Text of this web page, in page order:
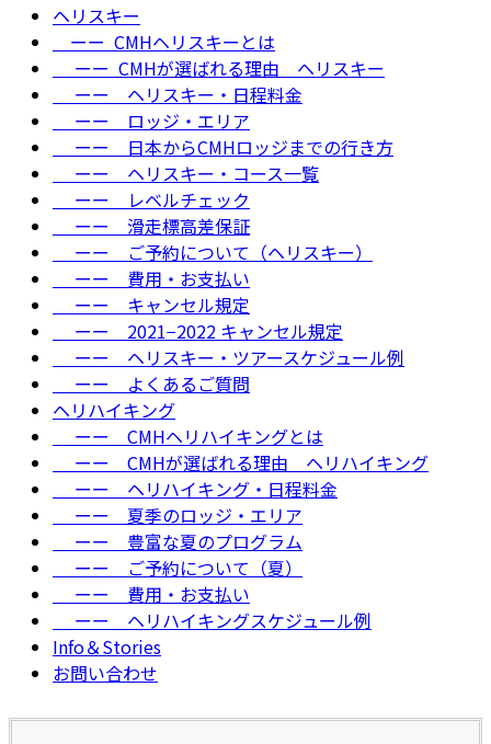
ヘリスキー
ーー CMHヘリスキーとは
ーー CMHが選ばれる理由＿ヘリスキー
ーー ヘリスキー・日程料金
ーー ロッジ・エリア
ーー 日本からCMHロッジまでの行き方
ーー ヘリスキー・コース一覧
ーー レベルチェック
ーー 滑走標高差保証
ーー ご予約について（ヘリスキー）
ーー 費用・お支払い
ーー キャンセル規定
ーー 2021−2022 キャンセル規定
ーー ヘリスキー・ツアースケジュール例
ーー よくあるご質問
ヘリハイキング
ーー CMHヘリハイキングとは
ーー CMHが選ばれる理由＿ヘリハイキング
ーー ヘリハイキング・日程料金
ーー 夏季のロッジ・エリア
ーー 豊富な夏のプログラム
ーー ご予約について（夏）
ーー 費用・お支払い
ーー ヘリハイキングスケジュール例
Info＆Stories
お問い合わせ